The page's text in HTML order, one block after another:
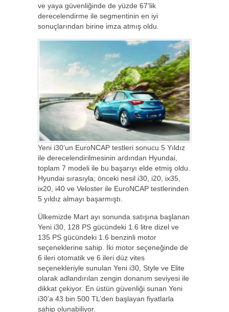
ve yaya güvenliğinde de yüzde 67’lik
derecelendirme ile segmentinin en iyi
sonuçlarından birine imza atmış oldu.
Yeni i30’un EuroNCAP testleri sonucu 5 Yıldız
ile derecelendirilmesinin ardından Hyundai,
toplam 7 modeli ile bu başarıyı elde etmiş oldu.
Hyundai sırasıyla; önceki nesil i30, i20, ix35,
ix20, i40 ve Veloster ile EuroNCAP testlerinden
5 yıldız almayı başarmıştı.
Ülkemizde Mart ayı sonunda satışına başlanan
Yeni i30, 128 PS gücündeki 1.6 litre dizel ve
135 PS gücündeki 1.6 benzinli motor
seçeneklerine sahip. İki motor seçeneğinde de
6 ileri otomatik ve 6 ileri düz vites
seçenekleriyle sunulan Yeni i30, Style ve Elite
olarak adlandırılan zengin donanım seviyesi ile
dikkat çekiyor. En üstün güvenliği sunan Yeni
i30’a 43 bin 500 TL’den başlayan fiyatlarla
sahip olunabiliyor.